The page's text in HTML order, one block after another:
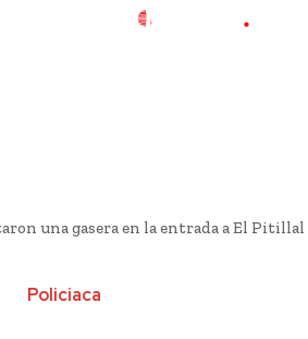
una gasera en la entrada a El Pitillal
Policiaca